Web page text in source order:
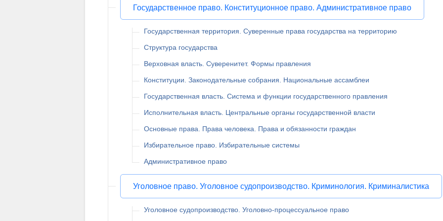
Государственное право. Конституционное право. Административное право
Государственная территория. Суверенные права государства на территорию
Структура государства
Верховная власть. Суверенитет. Формы правления
Конституции. Законодательные собрания. Национальные ассамблеи
Государственная власть. Система и функции государственного правления
Исполнительная власть. Центральные органы государственной власти
Основные права. Права человека. Права и обязанности граждан
Избирательное право. Избирательные системы
Административное право
Уголовное право. Уголовное судопроизводство. Криминология. Криминалистика
Уголовное судопроизводство. Уголовно-процессуальное право